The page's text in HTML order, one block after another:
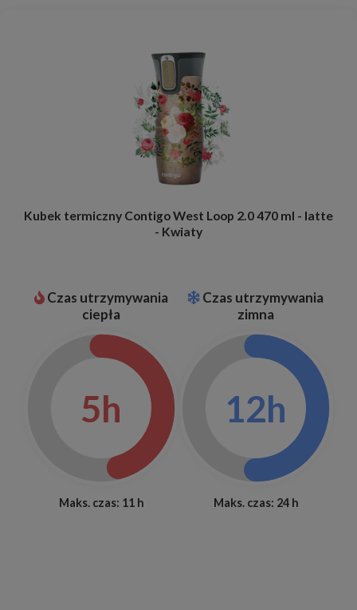
Kubek termiczny Contigo West Loop 2.0 470 ml - latte
- Kwiaty
Czas utrzymywania
ciepła
5h
Maks. czas: 11 h
Czas utrzymywania
zimna
12h
Maks. czas: 24 h